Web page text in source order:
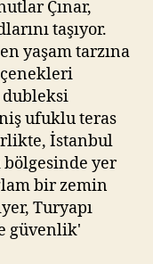
Çınar,
taşıyor.
yaşam tarzına
dubleksi
ufuklu teras
İstanbul
bölgesinde yer
bir zemin
Turyapı
güvenlik'